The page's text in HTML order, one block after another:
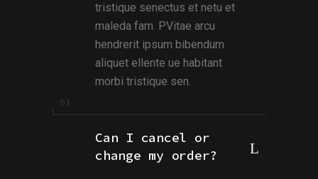
tristique senectus et netu et
maleda fam. PVitae arcu
hendrerit ipsum bibendum
aliquet ellente ue habitant
morbi tristique sen.
Can I cancel or
change my order?